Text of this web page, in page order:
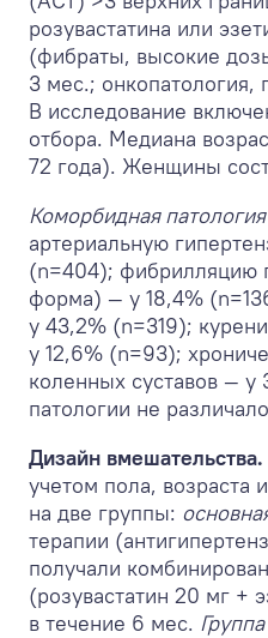
розувастатина или
(фибраты, высокие
3 мес.; онкопатология,
В исследование
отбора. Медиана
72 года). Женщины
Коморбидная
артериальную
(n=404); фибрилляцию
форма) — у 18,4%
у 43,2% (n=319);
у 12,6% (n=93);
коленных суставов —
патологии не
Дизайн вмешательства.
учетом пола,
на две группы:
терапии
получали
(розувастатин 20 мг +
в течение 6 мес.